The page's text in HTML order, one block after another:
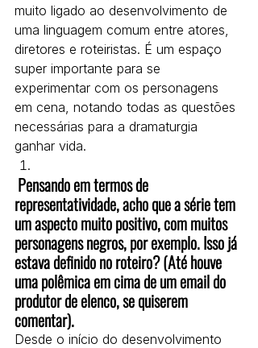
muito ligado ao desenvolvimento de
uma linguagem comum entre atores,
diretores e roteiristas. É um espaço
super importante para se
experimentar com os personagens
em cena, notando todas as questões
necessárias para a dramaturgia
ganhar vida.
representatividade, acho que a série tem
um aspecto muito positivo, com muitos
personagens negros, por exemplo. Isso já
estava definido no roteiro? (Até houve
uma polêmica em cima de um email do
produtor de elenco, se quiserem
comentar).
Desde o início do desenvolvimento